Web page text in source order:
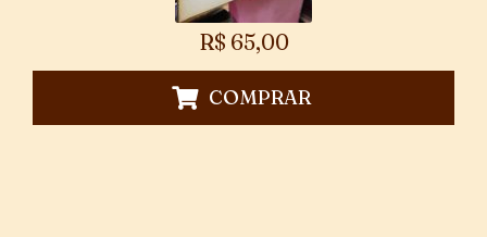
R$ 65,00
COMPRAR